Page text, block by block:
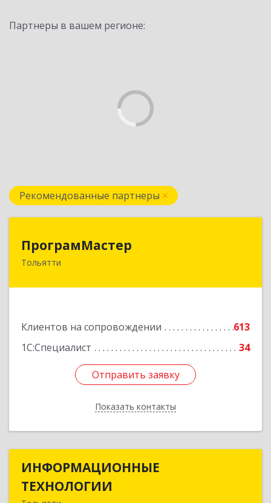
Партнеры в вашем регионе:
Рекомендованные партнеры
ПрограмМастер
Тольятти
Клиентов на сопровождении
613
1С:Специалист
34
Отправить заявку
Показать контакты
Отправить заявку
Назад
ИНФОРМАЦИОННЫЕ
ТЕХНОЛОГИИ
ИНФОРМАЦИОННЫЕ